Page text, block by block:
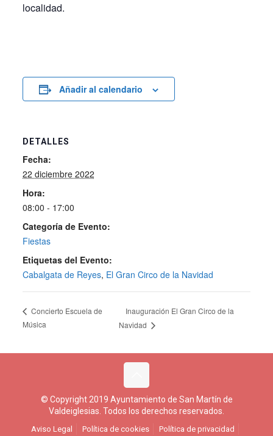
localidad.
Añadir al calendario
DETALLES
Fecha:
22 diciembre 2022
Hora:
08:00 - 17:00
Categoría de Evento:
Fiestas
Etiquetas del Evento:
Cabalgata de Reyes, El Gran Circo de la Navidad
Concierto Escuela de
Música
Inauguración El Gran Circo de la
Navidad
© Copyright 2019 Ayuntamiento de San Martín de
Valdeiglesias. Todos los derechos reservados.
Aviso Legal Política de cookies Política de privacidad